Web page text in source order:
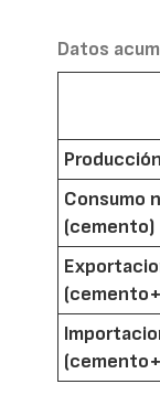
Datos
Consumo
(cemento)